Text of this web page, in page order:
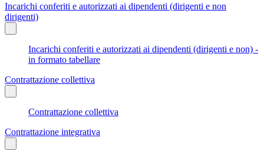
Incarichi conferiti e autorizzati ai dipendenti (dirigenti e non
dirigenti)
Incarichi conferiti e autorizzati ai dipendenti (dirigenti e non) -
in formato tabellare
Contrattazione collettiva
Contrattazione collettiva
Contrattazione integrativa